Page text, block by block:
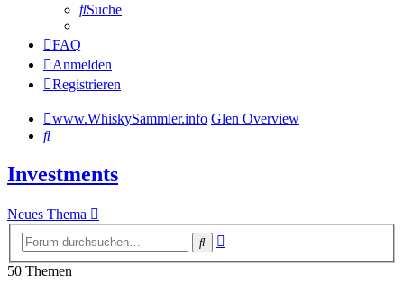
Suche
FAQ
Anmelden
Registrieren
www.WhiskySammler.info Glen Overview
Suche
Investments
Neues Thema
Suche
50 Themen